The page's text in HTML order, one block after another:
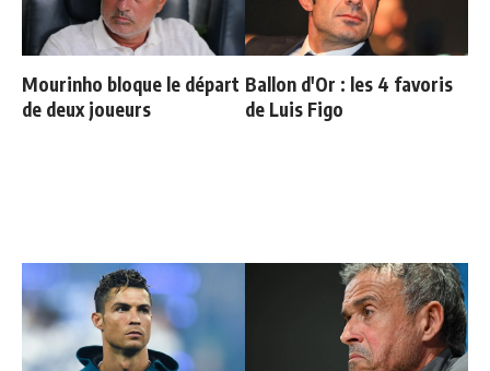
Mourinho bloque le départ
de deux joueurs
Ballon d'Or : les 4 favoris
de Luis Figo